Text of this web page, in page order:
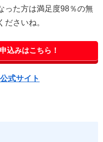
った方は満足度98％の無
さいね。
込みはこちら！
式サイト